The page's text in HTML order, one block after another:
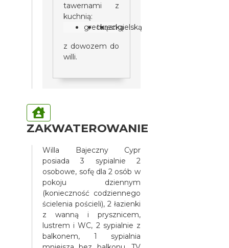
tawernami z
kuchnią:
greckąturecką
angielską
z dowozem do
willi.
ZAKWATEROWANIE
Willa Bajeczny Cypr
posiada 3 sypialnie 2
osobowe, sofę dla 2 osób w
pokoju dziennym
(konieczność codziennego
ścielenia pościeli), 2 łazienki
z wanną i prysznicem,
lustrem i WC, 2 sypialnie z
balkonem, 1 sypialnia